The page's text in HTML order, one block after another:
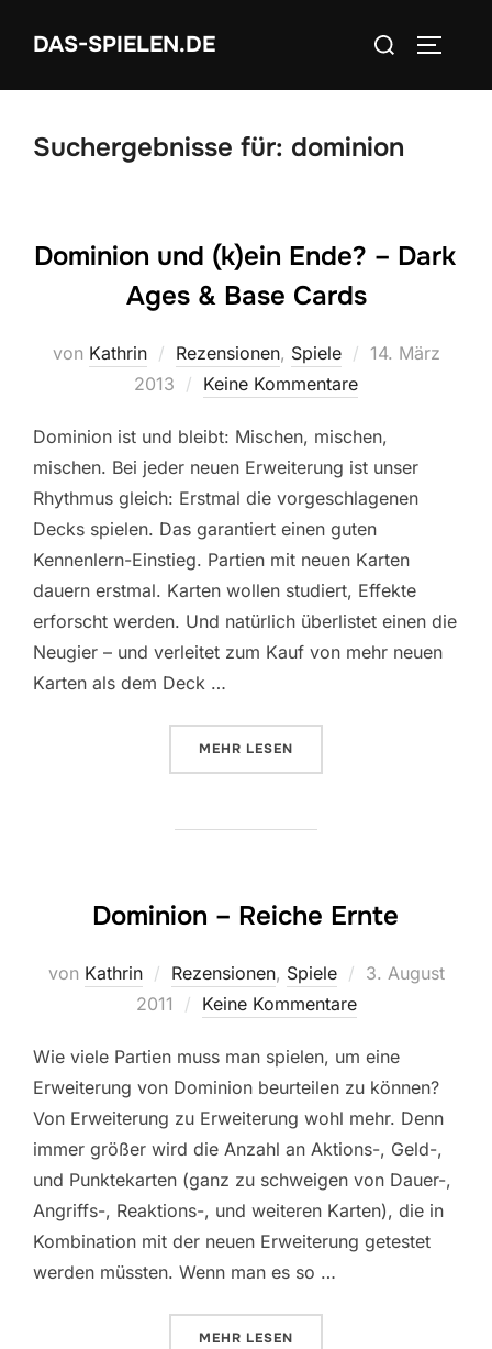
InhaltDAS-SPIELEN.DE
Suchen
Suchergebnisse für: dominion
Dominion und (k)ein Ende? – Dark
Ages & Base Cards
von Kathrin Rezensionen, Spiele
Veröffentlicht
14. März
2013
Keine Kommentare
Dominion ist und bleibt: Mischen, mischen,
mischen. Bei jeder neuen Erweiterung ist unser
Rhythmus gleich: Erstmal die vorgeschlagenen
Decks spielen. Das garantiert einen guten
Kennenlern-Einstieg. Partien mit neuen Karten
dauern erstmal. Karten wollen studiert, Effekte
erforscht werden. Und natürlich überlistet einen die
Neugier – und verleitet zum Kauf von mehr neuen
Karten als dem Deck …
MEHR ÜBER „DOMINION UND (K)EIN
LESEN
Dominion – Reiche Ernte
von Kathrin Rezensionen, Spiele
Veröffentlicht
3. August
2011
Keine Kommentare
Wie viele Partien muss man spielen, um eine
Erweiterung von Dominion beurteilen zu können?
Von Erweiterung zu Erweiterung wohl mehr. Denn
immer größer wird die Anzahl an Aktions-, Geld-,
und Punktekarten (ganz zu schweigen von Dauer-,
Angriffs-, Reaktions-, und weiteren Karten), die in
Kombination mit der neuen Erweiterung getestet
werden müssten. Wenn man es so …
MEHR ÜBER „DOMINION – REICHE
LESEN